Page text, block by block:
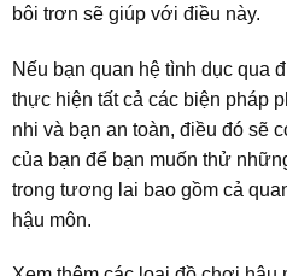
bôi trơn sẽ giúp với điều này.
Nếu bạn quan hệ tình dục qua
thực hiện tất cả các biện pháp
nhi và bạn an toàn, điều đó sẽ
của bạn để bạn muốn thử
trong tương lai bao gồm cả
hậu môn.